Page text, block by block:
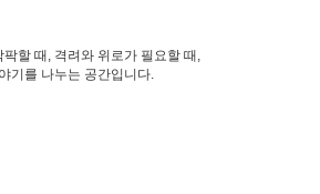
팍할 때, 격려와 위로가 필요할 때,
기를 나누는 공간입니다.